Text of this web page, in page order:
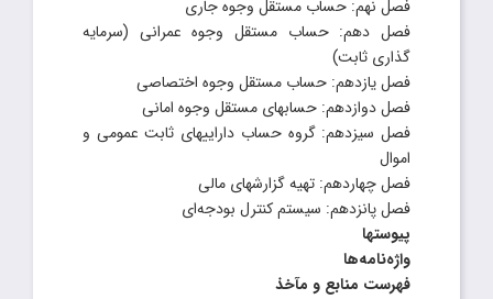
فصل نهم: حساب مستقل وجوه جاری
فصل دهم: حساب مستقل وجوه عمرانی (سرمایه
گذاری ثابت)
فصل یازدهم: حساب مستقل وجوه اختصاصی
فصل دوازدهم: حسابهای مستقل وجوه امانی
فصل سیزدهم: گروه حساب داراییهای ثابت عمومی و
اموال
فصل چهاردهم: تهیه گزارشهای مالی
فصل پانزدهم: سیستم کنترل بودجه‌ای
پیوستها
واژه‌نامه‌ها
فهرست منابع و مآخذ